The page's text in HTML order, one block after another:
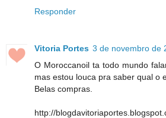
Responder
Vitoria Portes 3 de novembro de
O Moroccanoil ta todo mundo
mas estou louca pra saber qual o
Belas compras.
http://